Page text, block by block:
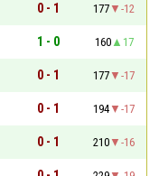
0 - 1 177
-12
1 - 0 160
17
0 - 1 177
-17
0 - 1 194
-17
0 - 1 210
-16